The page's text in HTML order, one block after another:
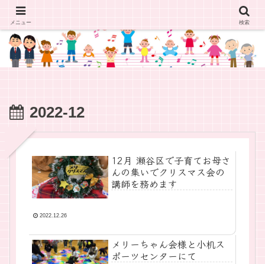
2022-12
12月 瀬谷区で子育てお母さ
んの集いでクリスマス会の
講師を務めます
2022.12.26
メリーちゃん会様と小机ス
ポーツセンターにて
メニュー 検索